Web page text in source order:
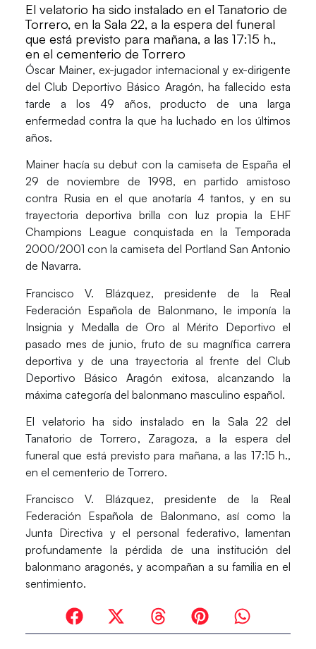
El velatorio ha sido instalado en el Tanatorio de
Torrero, en la Sala 22, a la espera del funeral
que está previsto para mañana, a las 17:15 h.,
en el cementerio de Torrero
Óscar Mainer, ex-jugador internacional y ex-dirigente
del Club Deportivo Básico Aragón, ha fallecido esta
tarde a los 49 años, producto de una larga
enfermedad contra la que ha luchado en los últimos
años.
Mainer hacía su debut con la camiseta de España el
29 de noviembre de 1998, en partido amistoso
contra Rusia en el que anotaría 4 tantos, y en su
trayectoria deportiva brilla con luz propia la EHF
Champions League conquistada en la Temporada
2000/2001 con la camiseta del Portland San Antonio
de Navarra.
Francisco V. Blázquez, presidente de la Real
Federación Española de Balonmano, le imponía la
Insignia y Medalla de Oro al Mérito Deportivo el
pasado mes de junio, fruto de su magnífica carrera
deportiva y de una trayectoria al frente del Club
Deportivo Básico Aragón exitosa, alcanzando la
máxima categoría del balonmano masculino español.
El velatorio ha sido instalado en la Sala 22 del
Tanatorio de Torrero, Zaragoza, a la espera del
funeral que está previsto para mañana, a las 17:15 h.,
en el cementerio de Torrero.
Francisco V. Blázquez, presidente de la Real
Federación Española de Balonmano, así como la
Junta Directiva y el personal federativo, lamentan
profundamente la pérdida de una institución del
balonmano aragonés, y acompañan a su familia en el
sentimiento.